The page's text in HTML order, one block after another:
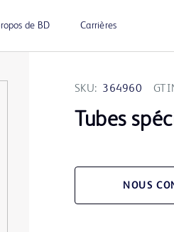
de BD Carrières
SKU: 364960
Tubes
NOUS